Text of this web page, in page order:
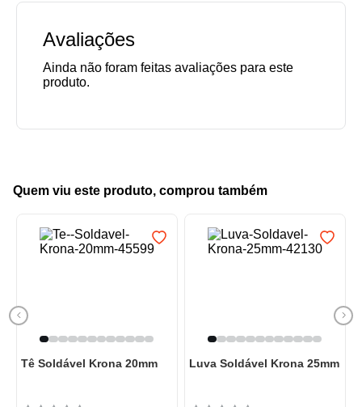
Avaliações
Quem viu este produto, comprou também
Tê Soldável Krona 20mm Luva Soldável Krona 25mm